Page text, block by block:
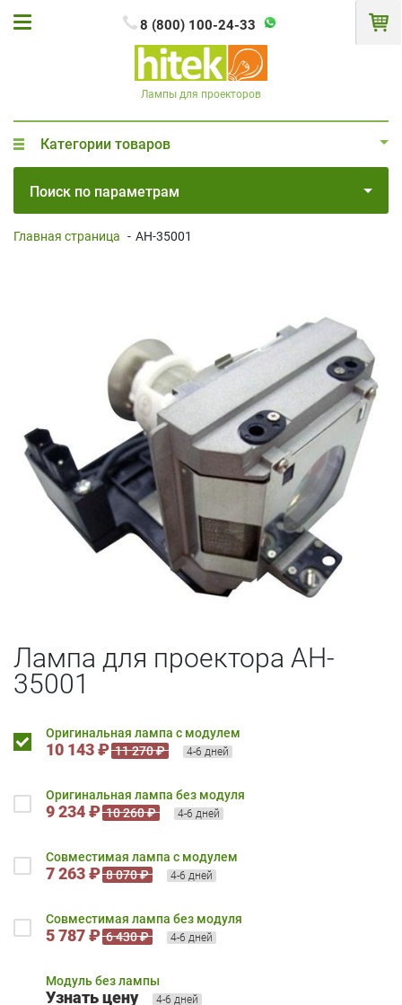
8 (800) 100-24-33
Лампы для проекторов
Категории товаров
Поиск по параметрам
Главная страница - AH-35001
Лампа для проектора AH-
35001
Оригинальная лампа с модулем
10 143 ₽ 11 270 ₽ 4-6 дней
Оригинальная лампа без модуля
9 234 ₽ 10 260 ₽ 4-6 дней
Совместимая лампа с модулем
7 263 ₽ 8 070 ₽ 4-6 дней
Совместимая лампа без модуля
5 787 ₽ 6 430 ₽ 4-6 дней
Модуль без лампы
Узнать цену 4-6 дней